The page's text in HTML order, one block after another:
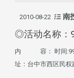
2010-08-22 南
◎活动名称：
内 容： 时间:99年
址：台中市西区民权